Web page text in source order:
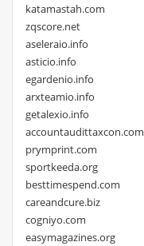
katamastah.com
zqscore.net
aseleraio.info
asticio.info
egardenio.info
arxteamio.info
getalexio.info
accountaudittaxcon.com
prymprint.com
sportkeeda.org
besttimespend.com
careandcure.biz
cogniyo.com
easymagazines.org